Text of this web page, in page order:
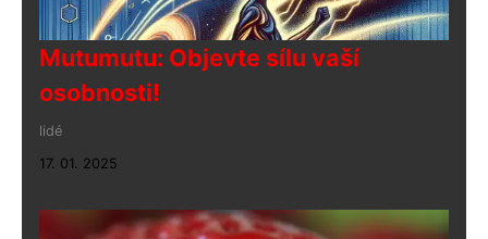
Mutumutu: Objevte sílu vaší
osobnosti!
lidé
17. 01. 2025